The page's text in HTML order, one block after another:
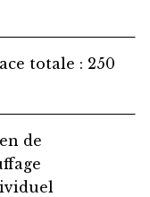
totale
250
de